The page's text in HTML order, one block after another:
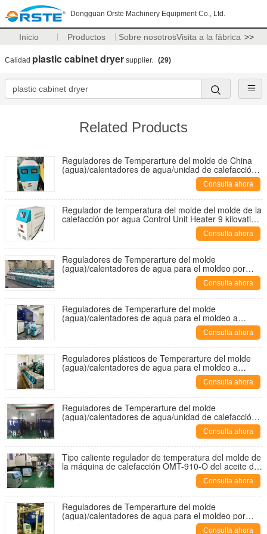
Dongguan Orste Machinery Equipment Co., Ltd.
Inicio Productos Sobre nosotrosVisita a la fábrica >>
Calidad plastic cabinet dryer supplier. (29)
Related Products
Reguladores de Temperarture del molde de China
(agua)/calentadores de agua/unidad de calefacción
para el moldeo por inyección plástico OMT-910-W
Consulta ahora
Regulador de temperatura del molde del molde de la
calefacción por agua Control Unit Heater 9 kilovatios
OMT-910-W para el moldeo a presión plástico
Consulta ahora
Reguladores de Temperarture del molde
(agua)/calentadores de agua para el moldeo por
Consulta ahora
Reguladores de Temperarture del molde
(agua)/calentadores de agua para el moldeo a
Consulta ahora
Reguladores plásticos de Temperarture del molde
(agua)/calentadores de agua para el moldeo a
Consulta ahora
Reguladores de Temperarture del molde
(agua)/calentadores de agua/unidad de calefacción
para el moldeo por inyección plásticoConsulta ahora
Tipo caliente regulador de temperatura del molde de
la máquina de calefacción OMT-910-O del aceite de
Consulta ahora
Reguladores de Temperarture del molde
(agua)/calentadores de agua para el moldeo por
Consulta ahora